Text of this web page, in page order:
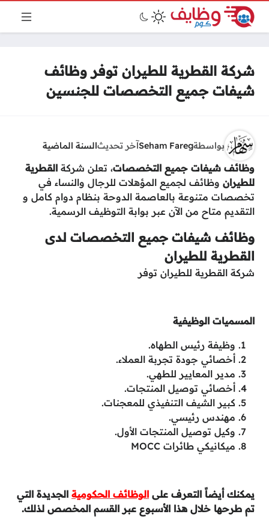
شركة القطرية للطيران توفر وظائف
شيفات جميع التخصصات للجنسين
بواسطةSeham Faregآخر تحديثالسنة الماضية
وظائف شيفات جميع التخصصات، تعلن شركة القطرية
للطيران وظائف لجميع المؤهلات للرجال والنساء في
تخصصات متنوعة بالعاصمة الدوحة بنظام دوام كامل و
التقديم متاح من الآن عبر بوابة التوظيف الرسمية.
وظائف شيفات جميع التخصصات لدى
القطرية للطيران
شركة القطرية للطيران توفر
المسميات الوظيفية
وظيفة رئيس الطهاه.
أخصائي جودة تجربة العملاء.
مدير المعايير للطهي.
أخصائي توصيل المنتجات.
كبير الشيف التنفيذي للمعجنات.
مهندس رئيسي.
وكيل توصيل المنتجات الأول.
ميكانيكي طائرات MOCC
يمكنك أيضاً التعرف على الوظائف الحكومية الجديدة التي
تم طرحها خلال هذا الأسبوع عبر القسم المخصص لذلك.